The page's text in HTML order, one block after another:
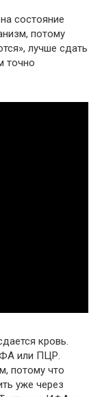
состояние
потому
лучше сдать
точно
кровь.
или ПЦР.
потому что
уже через